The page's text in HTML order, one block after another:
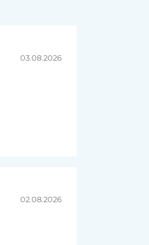
03.08.2026
02.08.2026